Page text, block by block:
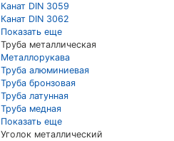
Канат DIN 3059
Канат DIN 3062
Показать еще
Труба металлическая
Металлорукава
Труба алюминиевая
Труба бронзовая
Труба латунная
Труба медная
Показать еще
Уголок металлический